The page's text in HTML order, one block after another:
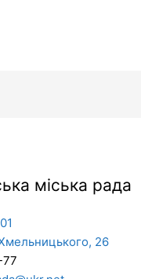
міська рада
26